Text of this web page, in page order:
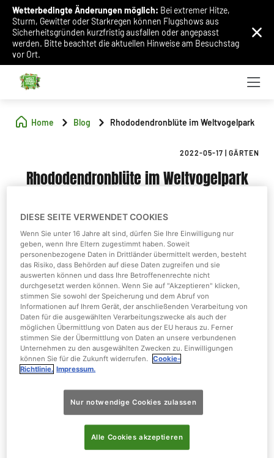
Wetterbedingte Änderungen möglich: Bei extremer Hitze,
Sturm, Gewitter oder Starkregen können Flugshows aus
Sicherheitsgründen kurzfristig ausfallen oder angepasst
werden. Bitte beachtet die aktuellen Hinweise am Besuchstag
vor Ort.
Home Blog Rhododendronblüte im Weltvogelpark
2022-05-17 GÄRTEN
Rhododendronblüte im Weltvogelpark
Ende Mai zeigt sich der Weltvogelpark in den buntesten
Farben.
schillerndsten Farben erstrahlen.
Atemberaubende Gärten, farbenfrohe Blumenmeere
und eine sich jahreszeitlich ändernde Parklandschaft –
DIESE SEITE VERWENDET COOKIES
Wenn Sie unter 16 Jahre alt sind, dürfen Sie Ihre Einwilligung nur
geben, wenn Ihre Eltern zugestimmt haben. Soweit
personenbezogene Daten in Drittländer übermittelt werden, besteht
das Risiko, dass Behörden auf diese Daten zugreifen und sie
auswerten können und dass Ihre Betroffenenrechte nicht
durchgesetzt werden können. Wenn Sie auf "Akzeptieren" klicken,
stimmen Sie sowohl der Speicherung und dem Abruf von
Informationen auf Ihrem Gerät, der anschließenden Verarbeitung von
Daten für die ausgewählten Verarbeitungszwecke als auch der
möglichen Übermittlung von Daten aus der EU heraus zu. Ferner
stimmen Sie der Übermittlung von Daten an unsere verbundenen
Unternehmen zu den ausgewählten Zwecken zu. Einwilligungen
können Sie für die Zukunft widerrufen. Cookie-
Richtlinie. Impressum.
Nur notwendige Cookies zulassen
Alle Cookies akzeptieren